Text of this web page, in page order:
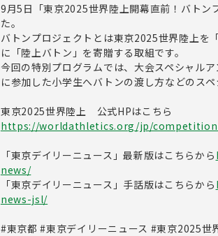
9月5日「東京2025世界陸上開幕直前！バトン
た。
バトンプロジェクトとは東京2025世界陸上を
に「陸上バトン」を寄贈する取組です。
今回の特別プログラムでは、大会スペシャル
に参加した小学生へバトンの渡し方などのスペ
東京2025世界陸上 公式HPはこちら
https://worldathletics.org/jp/
「東京デイリーニュース」最新版はこちらから
news/
「東京デイリーニュース」手話版はこちらから
news-jsl/
#東京都 #東京デイリーニュース #東京2025